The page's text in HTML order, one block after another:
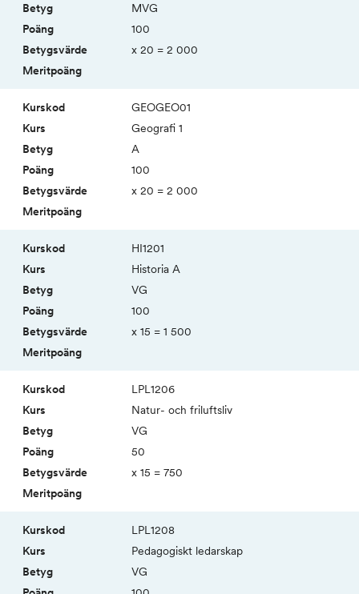
MVG
100
x 20 = 2 000
GEOGEO01
Geografi 1
A
100
x 20 = 2 000
HI1201
Historia A
VG
100
x 15 = 1 500
LPL1206
Natur- och friluftsliv
VG
50
x 15 = 750
LPL1208
Peda­gogiskt ledar­skap
VG